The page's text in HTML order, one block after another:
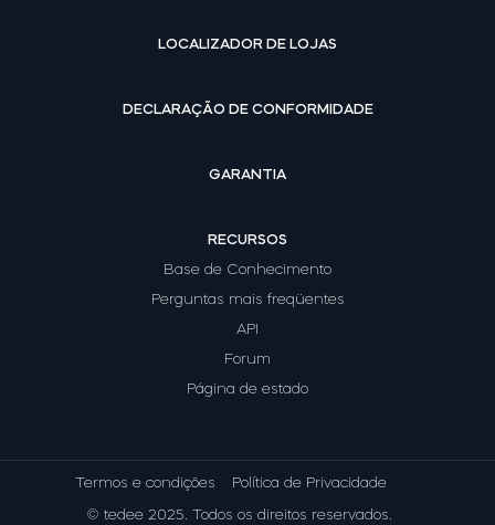
LOCALIZADOR DE LOJAS
DECLARAÇÃO DE CONFORMIDADE
GARANTIA
RECURSOS
Base de Conhecimento
Perguntas mais freqüentes
API
Forum
Página de estado
Termos e condições Política de Privacidade
© tedee 2025. Todos os direitos reservados.